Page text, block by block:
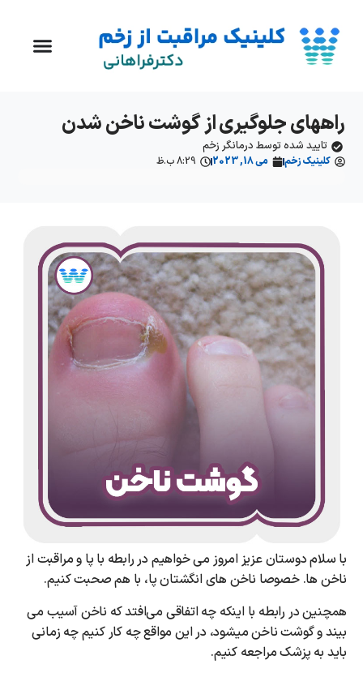
راههای جلوگیری از گوشت ناخن شدن
تایید شده توسط درمانگر زخم
کلینیک زخم می 18, 2023 8:29 ب.ظ
با سلام دوستان عزیز امروز می خواهیم در رابطه با پا و مراقبت از
ناخن ها. خصوصا ناخن های انگشتان پا، با هم صحبت کنیم.
همچنین در رابطه با اینکه چه اتفاقی می‌افتد که ناخن آسیب می
بیند و گوشت ناخن میشود، در این مواقع چه کار کنیم چه زمانی
باید به پزشک مراجعه کنیم.